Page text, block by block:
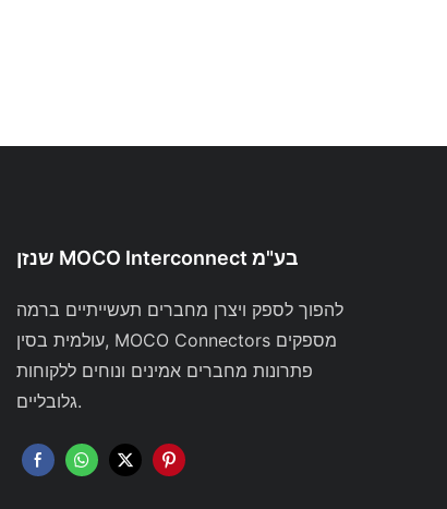
שנזן MOCO Interconnect בע"מ
להפוך לספק ויצרן מחברים תעשייתיים ברמה
עולמית בסין, MOCO Connectors מספקים
פתרונות מחברים אמינים ונוחים ללקוחות
גלובליים.